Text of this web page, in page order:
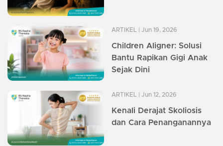
ARTIKEL | Jun 19, 2026
Children Aligner: Solusi
Bantu Rapikan Gigi Anak
Sejak Dini
ARTIKEL | Jun 12, 2026
Kenali Derajat Skoliosis
dan Cara Penanganannya